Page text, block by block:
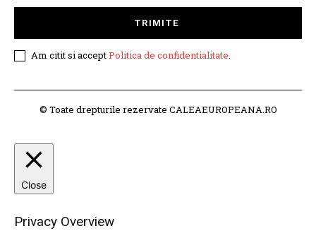
TRIMITE
Am citit si acceptPolitica de confidentialitate.
© Toate drepturile rezervate CALEAEUROPEANA.RO
Close
Privacy Overview